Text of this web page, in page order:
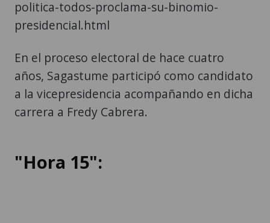
politica-todos-proclama-su-binomio-
presidencial.html
En el proceso electoral de hace cuatro
años, Sagastume participó como candidato
a la vicepresidencia acompañando en dicha
carrera a Fredy Cabrera.
"Hora 15":